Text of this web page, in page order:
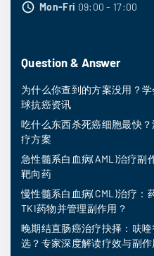
Mon-Fri 09:00 - 17:00
Question & Answer
为什么你查到的方案没用？
球抗癌资讯
吃什么东西杀死癌细胞最快
疗方案
急性髓系白血病(AML)治疗副
靶向药
慢性髓系白血病(CML)治疗：
TKI药物并管理副作用？
晚期结直肠癌治疗抉择：呋
选？专家深度解读疗效与副作